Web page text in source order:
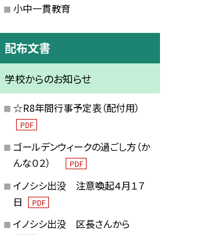
小中一貫教育
配布文書
学校からのお知らせ
☆R8年間行事予定表（配付用）
PDF
ゴールデンウィークの過ごし方（か
んな０２）
PDF
イノシシ出没 注意喚起４月１７
日
PDF
イノシシ出没 区長さんから